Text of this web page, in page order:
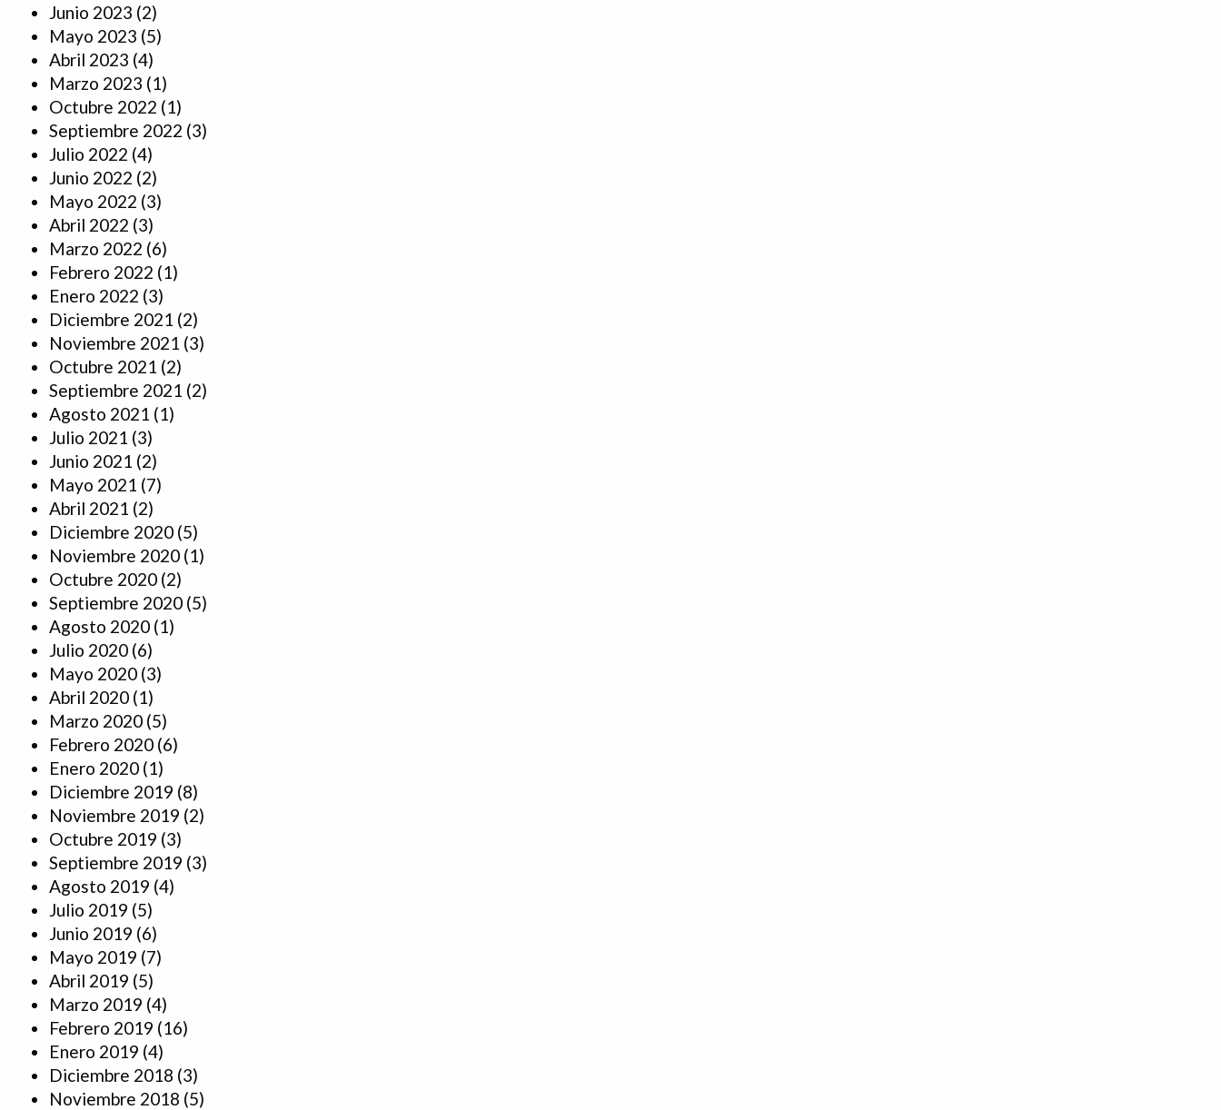
Junio 2023 (2)
Mayo 2023 (5)
Abril 2023 (4)
Marzo 2023 (1)
Octubre 2022 (1)
Septiembre 2022 (3)
Julio 2022 (4)
Junio 2022 (2)
Mayo 2022 (3)
Abril 2022 (3)
Marzo 2022 (6)
Febrero 2022 (1)
Enero 2022 (3)
Diciembre 2021 (2)
Noviembre 2021 (3)
Octubre 2021 (2)
Septiembre 2021 (2)
Agosto 2021 (1)
Julio 2021 (3)
Junio 2021 (2)
Mayo 2021 (7)
Abril 2021 (2)
Diciembre 2020 (5)
Noviembre 2020 (1)
Octubre 2020 (2)
Septiembre 2020 (5)
Agosto 2020 (1)
Julio 2020 (6)
Mayo 2020 (3)
Abril 2020 (1)
Marzo 2020 (5)
Febrero 2020 (6)
Enero 2020 (1)
Diciembre 2019 (8)
Noviembre 2019 (2)
Octubre 2019 (3)
Septiembre 2019 (3)
Agosto 2019 (4)
Julio 2019 (5)
Junio 2019 (6)
Mayo 2019 (7)
Abril 2019 (5)
Marzo 2019 (4)
Febrero 2019 (16)
Enero 2019 (4)
Diciembre 2018 (3)
Noviembre 2018 (5)